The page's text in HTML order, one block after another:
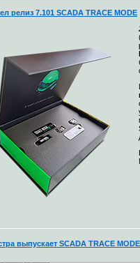
релиз 7.101 SCADA TRACE MODE
выпускает SCADA TRACE